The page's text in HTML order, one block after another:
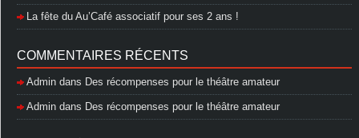
La fête du Au’Café associatif pour ses 2 ans !
COMMENTAIRES RÉCENTS
Admin dans Des récompenses pour le théâtre amateur
Admin dans Des récompenses pour le théâtre amateur